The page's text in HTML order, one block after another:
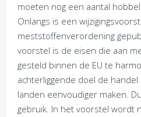
moeten nog een aantal
Onlangs is een
meststoffenverordening
voorstel is de eisen die aan
gesteld binnen de EU te
achterliggende doel de
landen eenvoudiger maken.
gebruik. In het voorstel wordt